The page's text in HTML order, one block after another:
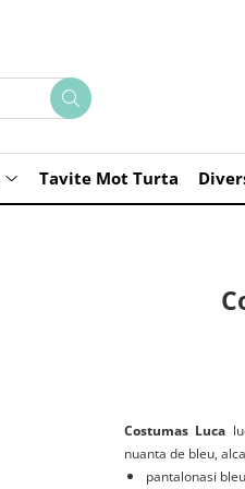
Tavite Mot Turta
Costumas Luca
nuanta de bleu,
pantalonasi